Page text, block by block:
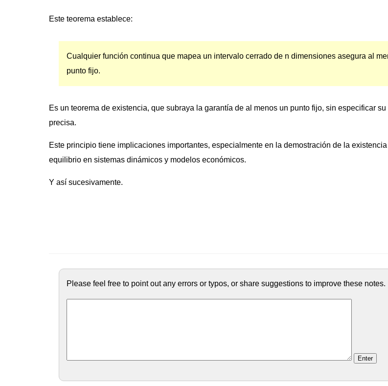
Este teorema establece:
Cualquier función continua que mapea un intervalo cerrado de n dimensiones asegura al
punto fijo.
Es un teorema de existencia, que subraya la garantía de al menos un punto fijo, sin especificar
precisa.
Este principio tiene implicaciones importantes, especialmente en la demostración de la
equilibrio en sistemas dinámicos y modelos económicos.
Y así sucesivamente.
Please feel free to point out any errors or typos, or share suggestions to improve these notes.